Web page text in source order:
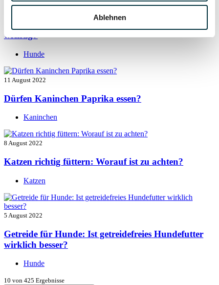
Ablehnen
13 August 2022
wichtig?
Hunde
11 August 2022
Dürfen Kaninchen Paprika essen?
Kaninchen
8 August 2022
Katzen richtig füttern: Worauf ist zu achten?
Katzen
5 August 2022
Getreide für Hunde: Ist getreidefreies Hundefutter
wirklich besser?
Hunde
10 von 425 Ergebnisse